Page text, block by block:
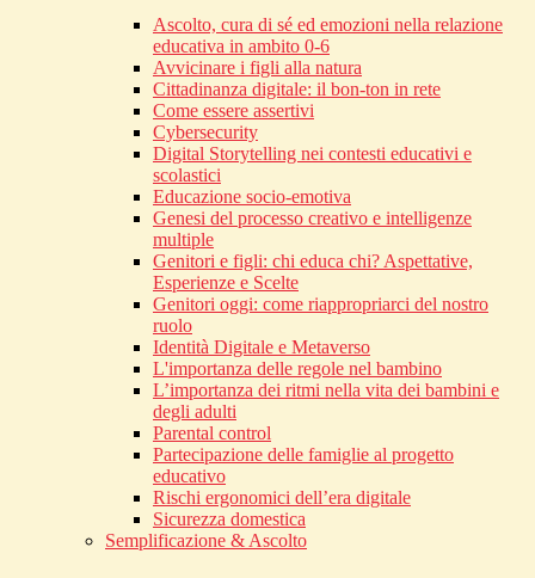
Ascolto, cura di sé ed emozioni nella relazione
educativa in ambito 0-6
Avvicinare i figli alla natura
Cittadinanza digitale: il bon-ton in rete
Come essere assertivi
Cybersecurity
Digital Storytelling nei contesti educativi e
scolastici
Educazione socio-emotiva
Genesi del processo creativo e intelligenze
multiple
Genitori e figli: chi educa chi? Aspettative,
Esperienze e Scelte
Genitori oggi: come riappropriarci del nostro
ruolo
Identità Digitale e Metaverso
L'importanza delle regole nel bambino
L’importanza dei ritmi nella vita dei bambini e
degli adulti
Parental control
Partecipazione delle famiglie al progetto
educativo
Rischi ergonomici dell’era digitale
Sicurezza domestica
Semplificazione & Ascolto